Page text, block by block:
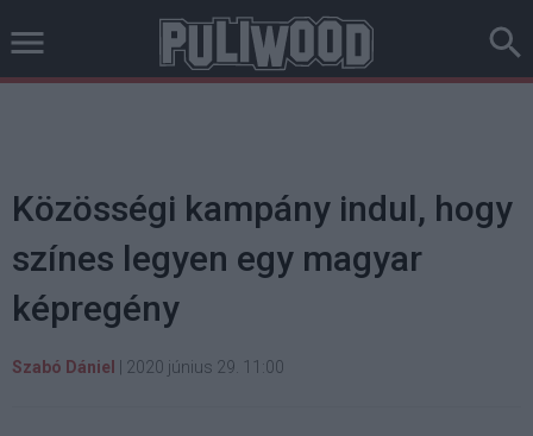
Közösségi kampány indul, hogy
színes legyen egy magyar
képregény
Szabó Dániel 2020 június 29. 11:00